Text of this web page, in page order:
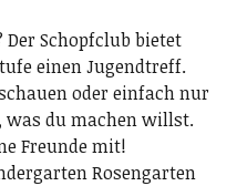
Schopfclub bietet
einen Jugendtreff.
oder einfach nur
was du machen willst.
Freunde mit!
Rosengarten